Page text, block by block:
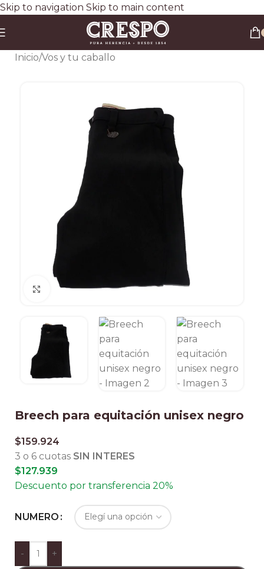
Skip to navigation Skip to main content
Envío gratis a todo el país en compras superiores a $90.000 por Correo Argentino (No
válido en herraduras y clavos)
3 y 6 cuotas sin interés
Descuento ESPECIAL por transferencia bancaria 20%
Inicio/Vos y tu caballo
Clic para ampliar
Breech para equitación unisex negro
$159.924
3 o 6 cuotas SIN INTERES
$127.939
Descuento por transferencia 20%
NUMERO
- +